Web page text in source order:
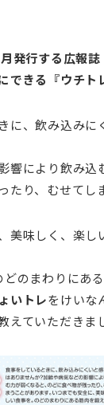
発行する広報
できる『ウチト
に、飲み込みに
響により飲み込
たり、むせてし
美味しく、楽し
のまわりにある
いトレをけいな
えていただきま